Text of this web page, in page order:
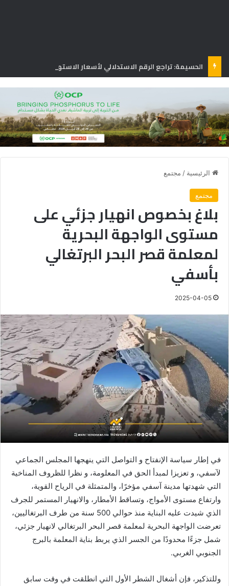
الرئيسية / مجتمع
مجتمع
بلاغ بخصوص انهيار جزئي على
مستوى الواجهة البحرية
لمعلمة قصر البحر البرتغالي
بأسفي
2025-04-05
في إطار سياسة الإنفتاح و التواصل التي ينهجها المجلس الجماعي
لآسفي، و تعزيزا لمبدأ الحق في المعلومة، و نظرا للظروف المناخية
التي شهدتها مدينة آسفي مؤخرًا، والمتمثلة في الرياح القوية،
وارتفاع مستوى الأمواج، وتساقط الأمطار، والانهيار المستمر للجرف
الذي شيدت عليه البناية منذ حوالي 500 سنة من طرف البرتغاليين،
تعرضت الواجهة البحرية لمعلمة قصر البحر البرتغالي لانهيار جزئي،
شمل جزءًا محدودًا من الجسر الذي يربط بناية المعلمة بالبرج
الجنوبي الغربي.
وللتذكير، فإن أشغال الشطر الأول التي انطلقت في وقت سابق